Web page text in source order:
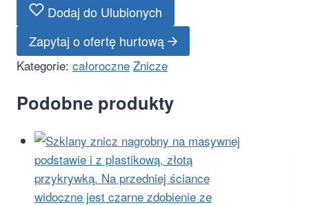
Dodaj do Ulubionych
Zapytaj o ofertę hurtową
Kategorie: całoroczne Znicze
Podobne produkty